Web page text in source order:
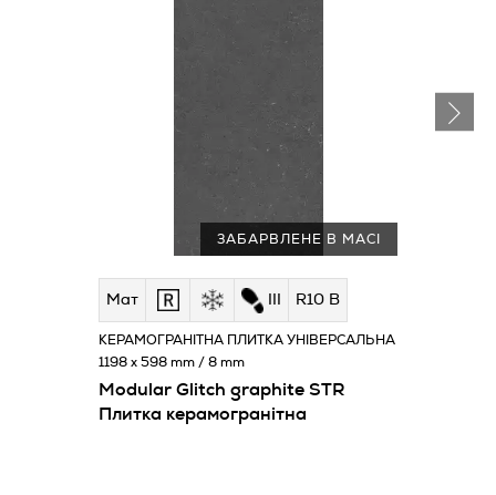
ЗАБАРВЛЕНЕ В МАСІ
Мат R10 B
Modular Glitch graphite STR
Плитка керамогранітна
КЕРАМОГРАНІТНА ПЛИТКА УНІВЕРСАЛЬНА
1198 x 598 mm / 8 mm